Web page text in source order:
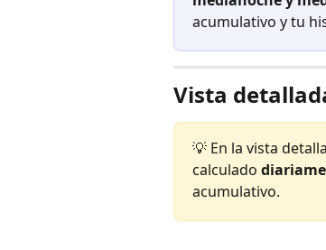
acumulativo y tu
Vista
💡 En la vista
calculado
acumulativo.